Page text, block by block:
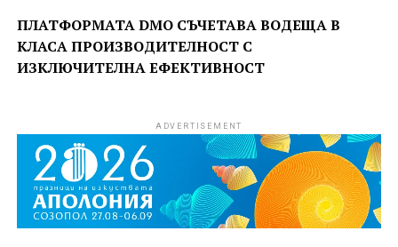
ПЛАТФОРМАТА DMO СЪЧЕТАВА ВОДЕЩА В
КЛАСА ПРОИЗВОДИТЕЛНОСТ С
ИЗКЛЮЧИТЕЛНА ЕФЕКТИВНОСТ
ADVERTISEMENT